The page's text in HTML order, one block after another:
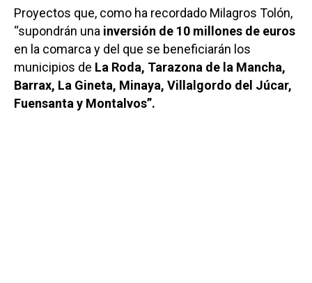
Proyectos que, como ha recordado Milagros Tolón,
“supondrán una inversión de 10 millones de euros
en la comarca y del que se beneficiarán los
municipios de La Roda, Tarazona de la Mancha,
Barrax, La Gineta, Minaya, Villalgordo del Júcar,
Fuensanta y Montalvos”.